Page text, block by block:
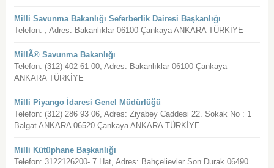
Milli Savunma Bakanlığı Seferberlik Dairesi Başkanlığı
Telefon: , Adres: Bakanlıklar 06100 Çankaya ANKARA TÜRKİYE
MillÃ® Savunma Bakanlığı
Telefon: (312) 402 61 00, Adres: Bakanlıklar 06100 Çankaya
ANKARA TÜRKİYE
Milli Piyango İdaresi Genel Müdürlüğü
Telefon: (312) 286 93 06, Adres: Ziyabey Caddesi 22. Sokak No : 1
Balgat ANKARA 06520 Çankaya ANKARA TÜRKİYE
Milli Kütüphane Başkanlığı
Telefon: 3122126200- 7 Hat, Adres: Bahçelievler Son Durak 06490